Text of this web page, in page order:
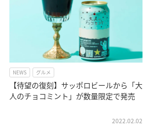
NEWS グルメ
【待望の復刻】サッポロビールから「大
人のチョコミント」が数量限定で発売
2022.02.02